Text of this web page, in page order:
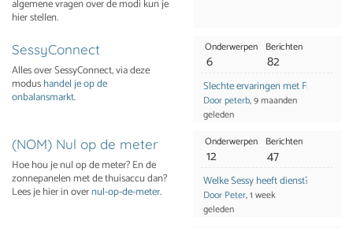
algemene vragen over de modi kun je
hier stellen.
SessyConnect
Alles over SessyConnect, via deze
modushandel je op de
onbalansmarkt.
Onderwerpen
6
Berichten
82
Slechte ervaringen met Frank
Door peterb, 9 maanden
geleden
(NOM) Nul op de meter
Hoe hou je nul op de meter? En de
zonnepanelen met de thuisaccu dan?
Lees je hier in overnul-op-de-meter.
Onderwerpen
12
Berichten
47
Welke Sessy heeft dienst?
Door Peter, 1 week
geleden